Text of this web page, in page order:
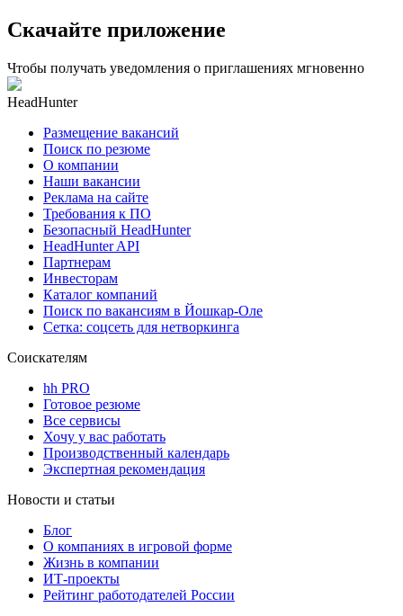
Скачайте приложение
Чтобы получать уведомления о приглашениях мгновенно
HeadHunter
Размещение вакансий
Поиск по резюме
О компании
Наши вакансии
Реклама на сайте
Требования к ПО
Безопасный HeadHunter
HeadHunter API
Партнерам
Инвесторам
Каталог компаний
Поиск по вакансиям в Йошкар-Оле
Сетка: соцсеть для нетворкинга
Соискателям
hh PRO
Готовое резюме
Все сервисы
Хочу у вас работать
Производственный календарь
Экспертная рекомендация
Новости и статьи
Блог
О компаниях в игровой форме
Жизнь в компании
ИТ-проекты
Рейтинг работодателей России